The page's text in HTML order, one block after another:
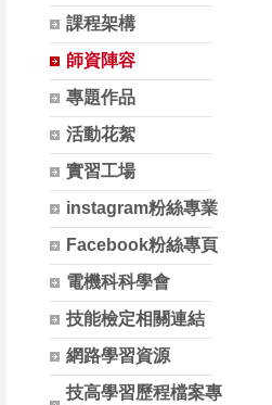
課程架構
師資陣容
專題作品
活動花絮
實習工場
instagram粉絲專業
Facebook粉絲專頁
電機科科學會
技能檢定相關連結
網路學習資源
技高學習歷程檔案專